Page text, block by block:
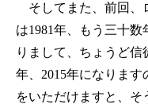
そしてまた、前回、
は1981年、もう三十
りまして、ちょうど信
年、2015年になりま
をいただけますと、